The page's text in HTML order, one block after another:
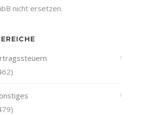
nicht ersetzen.